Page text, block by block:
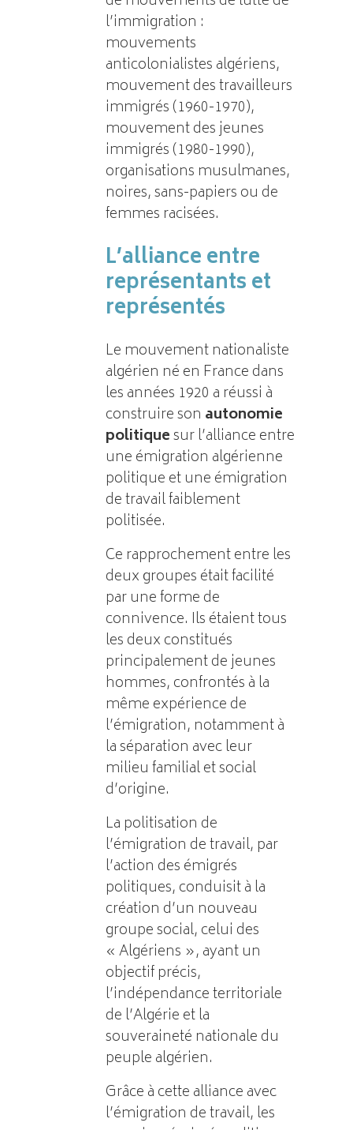
l’immigration :
mouvements
anticolonialistes algériens,
mouvement des travailleurs
immigrés (1960-1970),
mouvement des jeunes
immigrés (1980-1990),
organisations musulmanes,
noires, sans-papiers ou de
femmes racisées.
L’alliance entre
représentants et
représentés
Le mouvement nationaliste
algérien né en France dans
les années 1920 a réussi à
construire son autonomie
politiquesur l’alliance entre
une émigration algérienne
politique et une émigration
de travail faiblement
politisée.
Ce rapprochement entre les
deux groupes était facilité
par une forme de
connivence. Ils étaient tous
les deux constitués
principalement de jeunes
hommes, confrontés à la
même expérience de
l’émigration, notamment à
la séparation avec leur
milieu familial et social
d’origine.
La politisation de
l’émigration de travail, par
l’action des émigrés
politiques, conduisit à la
création d’un nouveau
groupe social, celui des
« Algériens », ayant un
objectif précis,
l’indépendance territoriale
de l’Algérie et la
souveraineté nationale du
peuple algérien.
Grâce à cette alliance avec
l’émigration de travail, les